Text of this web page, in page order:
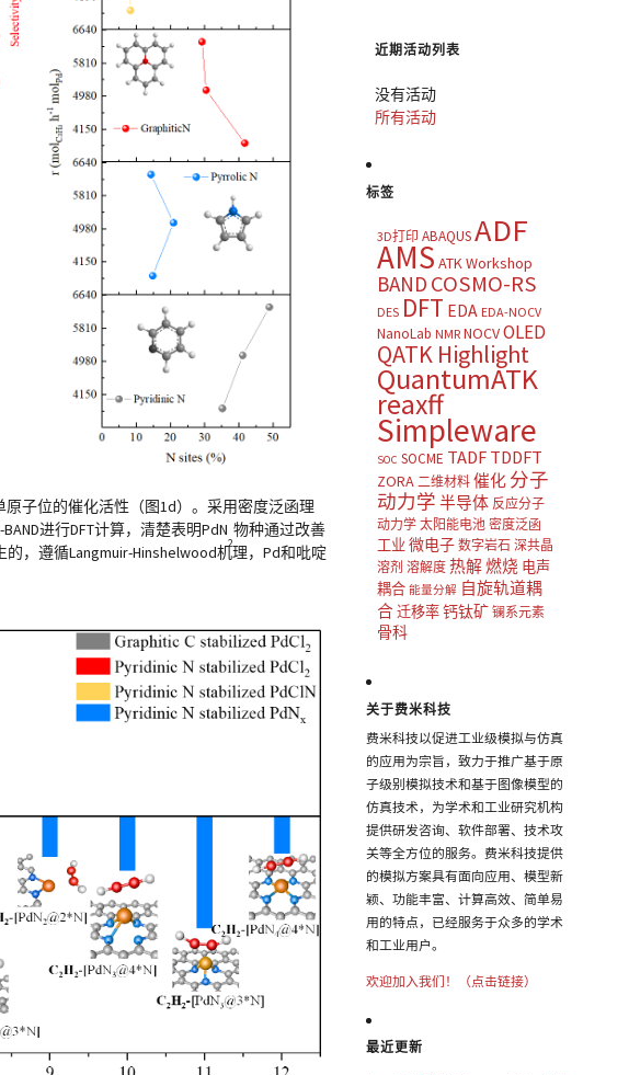
子位的催化活性（图1d）。采用密度泛函理
进行DFT计算，清楚表明PdN
2
物种通过改善
，遵循Langmuir-Hinshelwood机理，Pd和吡啶
近期活动列表
没有活动
所有活动
标签
3D打印 ABAQUSADF
AMS ATK Workshop
BAND COSMO-RS
DES DFT EDA EDA-NOCV
NanoLab NMR NOCVOLED
QATK Highlight
QuantumATK
reaxff
Simpleware
SOC SOCME TADF TDDFT
ZORA 二维材料 催化 分子
动力学 半导体 反应分子
动力学 太阳能电池 密度泛函
工业 微电子 数字岩石 深共晶
溶剂 溶解度 热解燃烧 电声
耦合 能量分解 自旋轨道耦
合迁移率钙钛矿 镧系元素
骨科
关于费米科技
费米科技以促进工业级模拟与仿真
的应用为宗旨，致力于推广基于原
子级别模拟技术和基于图像模型的
仿真技术，为学术和工业研究机构
提供研发咨询、软件部署、技术攻
关等全方位的服务。费米科技提供
的模拟方案具有面向应用、模型新
颖、功能丰富、计算高效、简单易
用的特点，已经服务于众多的学术
和工业用户。
欢迎加入我们！（点击链接）
最近更新